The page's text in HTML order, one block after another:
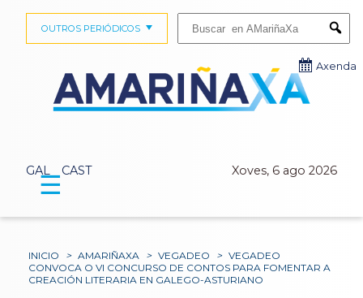
GAL CAST Xoves, 6 ago 2026
OUTROS PERIÓDICOS
Axenda
☰
INICIO > AMARIÑAXA > VEGADEO > VEGADEO
CONVOCA O VI CONCURSO DE CONTOS PARA FOMENTAR A
CREACIÓN LITERARIA EN GALEGO-ASTURIANO